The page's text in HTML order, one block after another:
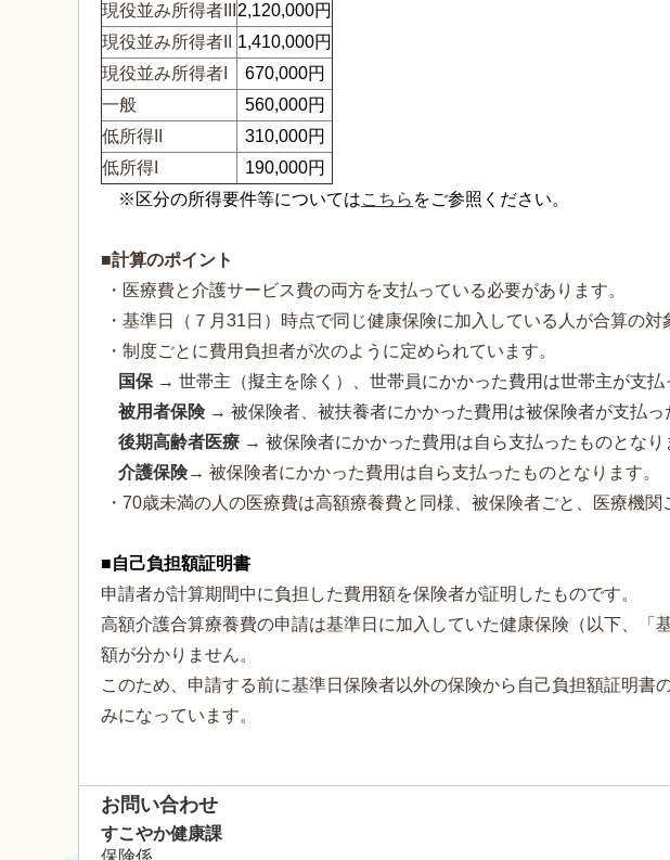
現役並み所得者III
2,120,000円
現役並み所得者II
1,410,000円
現役並み所得者I
670,000円
一般
560,000円
低所得II
310,000円
低所得I
190,000円
※区分の所得要件等についてはこちら をご参照ください。
■計算のポイント
・医療費と介護サービス費の両方を支払っている必要があります。
・基準日（７月31日）時点で同じ健康保険に加入している人が合算の
・制度ごとに費用負担者が次のように定められています。
国保 → 世帯主（擬主を除く）、世帯員にかかった費用は世帯主が支払
被用者保険→ 被保険者、被扶養者にかかった費用は被保険者が支払っ
後期高齢者医療 → 被保険者にかかった費用は自ら支払ったものとなり
介護保険→ 被保険者にかかった費用は自ら支払ったものとなります。
・70歳未満の人の医療費は高額療養費と同様、被保険者ごと、医療機
■自己負担額証明書
申請者が計算期間中に負担した費用額を保険者が証明したものです。
高額介護合算療養費の申請は基準日に加入していた健康保険（以下、
額が分かりません。
このため、申請する前に基準日保険者以外の保険から自己負担額証明
みになっています。
お問い合わせ
すこやか健康課